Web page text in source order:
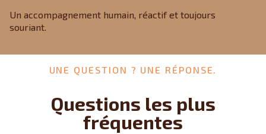
Un accompagnement humain, réactif et toujours
souriant.
UNE QUESTION ? UNE RÉPONSE.
Questions les plus
fréquentes